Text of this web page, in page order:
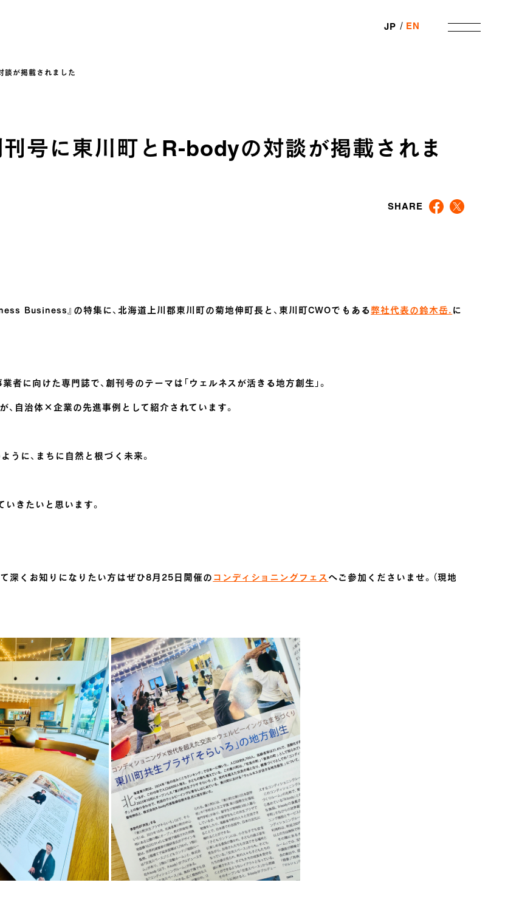
JP EN
談が掲載されました
号に東川町とR-bodyの対談が掲載されま
SHARE
Business』の特集に、北海道上川郡東川町の菊地伸町長と、東川町CWOでもある 弊社代表の鈴木岳. に
者に向けた専門誌で、創刊号のテーマは「ウェルネスが活きる地方創生」。
自治体×企業の先進事例として紹介されています。
に、まちに自然と根づく未来。
きたいと思います。
深くお知りになりたい方はぜひ8月25日開催の コンディショニングフェス へご参加くださいませ。（現地